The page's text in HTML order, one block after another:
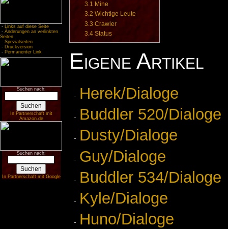
- Links auf diese Seite
- Änderungen an verlinkten
Seiten
- Spezialseiten
- Druckversion
- Permanenter Link
Suchen nach:
In Partnerschaft mit
Amazon.de
Suchen nach:
In Partnerschaft mit Google
3.1 Mine
3.2 Wichtige Leute
3.3 Crawler
3.4 Status
Eigene Artikel
Herek/Dialoge
Buddler 520/Dialoge
Dusty/Dialoge
Guy/Dialoge
Buddler 534/Dialoge
Kyle/Dialoge
Huno/Dialoge